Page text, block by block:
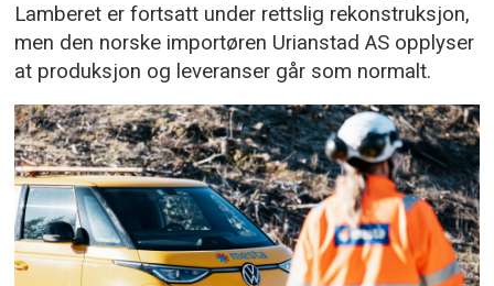
Lamberet er fortsatt under rettslig rekonstruksjon,
men den norske importøren Urianstad AS opplyser
at produksjon og leveranser går som normalt.